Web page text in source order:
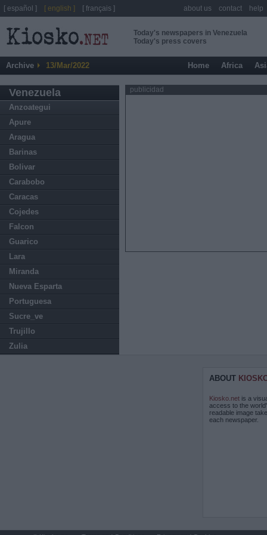
Today's newspapers in Venezuela
Today's press covers
Archive 13/Mar/2022 Home Africa
Venezuela
Anzoategui
Apure
Aragua
Barinas
Bolivar
Carabobo
Caracas
Cojedes
Falcon
Guarico
Lara
Miranda
Nueva Esparta
Portuguesa
Sucre_ve
Trujillo
Zulia
publicidad
ABOUT
Kiosko.net is a
access to the
readable image
each newspaper.
[ español ] [ english ] [ français ] about us contact help